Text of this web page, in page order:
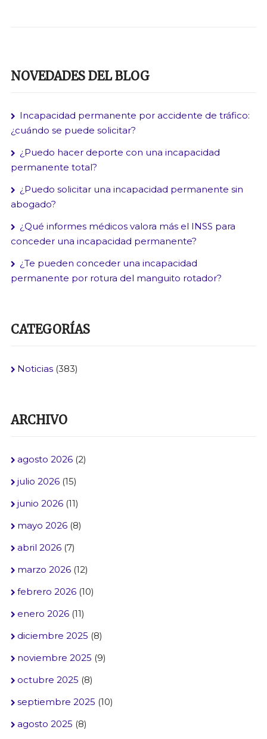
NOVEDADES DEL BLOG
Incapacidad permanente por accidente de tráfico:
¿cuándo se puede solicitar?
¿Puedo hacer deporte con una incapacidad
permanente total?
¿Puedo solicitar una incapacidad permanente sin
abogado?
¿Qué informes médicos valora más el INSS para
conceder una incapacidad permanente?
¿Te pueden conceder una incapacidad
permanente por rotura del manguito rotador?
CATEGORÍAS
Noticias(383)
ARCHIVO
agosto 2026(2)
julio 2026(15)
junio 2026(11)
mayo 2026(8)
abril 2026(7)
marzo 2026(12)
febrero 2026(10)
enero 2026(11)
diciembre 2025 (8)
noviembre 2025 (9)
octubre 2025 (8)
septiembre 2025 (10)
agosto 2025 (8)